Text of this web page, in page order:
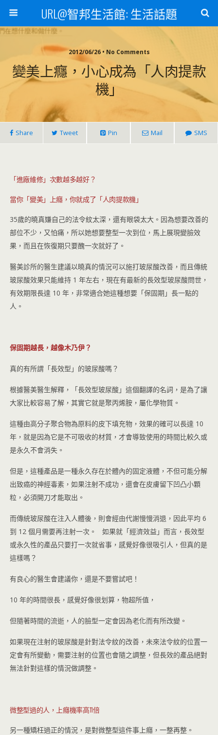
URL@智邦生活館: 生活話題
2012/06/26 • No Comments
變美上癮，小心成為「人肉提款
機」
Share Tweet Pin Mail SMS
「進廠維修」次數越多越好？
當你「變美」上癮，你就成了「人肉提款機」
35歲的曉真嫌自己的法令紋太深，還有眼袋太大。因為想要改善的
部位不少，又怕痛，所以她想要整型一次到位，馬上展現變臉效
果，而且在恢復期只要醜一次就好了。
醫美診所的醫生建議以曉真的情況可以施打玻尿酸改善，而且傳統
玻尿酸效果只能維持 1 年左右，現在有最新的長效型玻尿酸問世，
有效期限長達 10 年，非常適合她這種想要「保固期」長一點的
人。
保固期越長，越像木乃伊？
真的有所謂「長效型」的玻尿酸嗎？
根據醫美醫生解釋，「長效型玻尿酸」這個翻譯的名詞，是為了讓
大家比較容易了解，其實它就是聚丙烯胺，屬化學物質。
這種由高分子聚合物為原料的皮下填充物，效果的確可以長達 10
年，就是因為它是不可吸收的材質，才會導致使用的時間比較久或
是永久不會消失。
但是，這種產品是一種永久存在於體內的固定液體，不但可能分解
出致癌的神經毒素，如果注射不成功，還會在皮膚留下凹凸小顆
粒，必須開刀才能取出。
而傳統玻尿酸在注入人體後，則會經由代謝慢慢消退，因此平均 6
到 12 個月需要再注射一次。 如果就「經濟效益」而言，長效型
或永久性的產品只要打一次就省事，感覺好像很吸引人，但真的是
這樣嗎？
有良心的醫生會建議你，還是不要嘗試吧！
10 年的時間很長，感覺好像很划算，物超所值，
但隨著時間的流逝，人的臉型一定會因為老化而有所改變。
如果現在注射的玻尿酸是針對法令紋的改善，未來法令紋的位置一
定會有所變動，需要注射的位置也會隨之調整，但長效的產品絕對
無法針對這樣的情況做調整。
微整型過的人，上癮機率高11倍
另一種矯枉過正的情況，是對微整型這件事上癮，一整再整。